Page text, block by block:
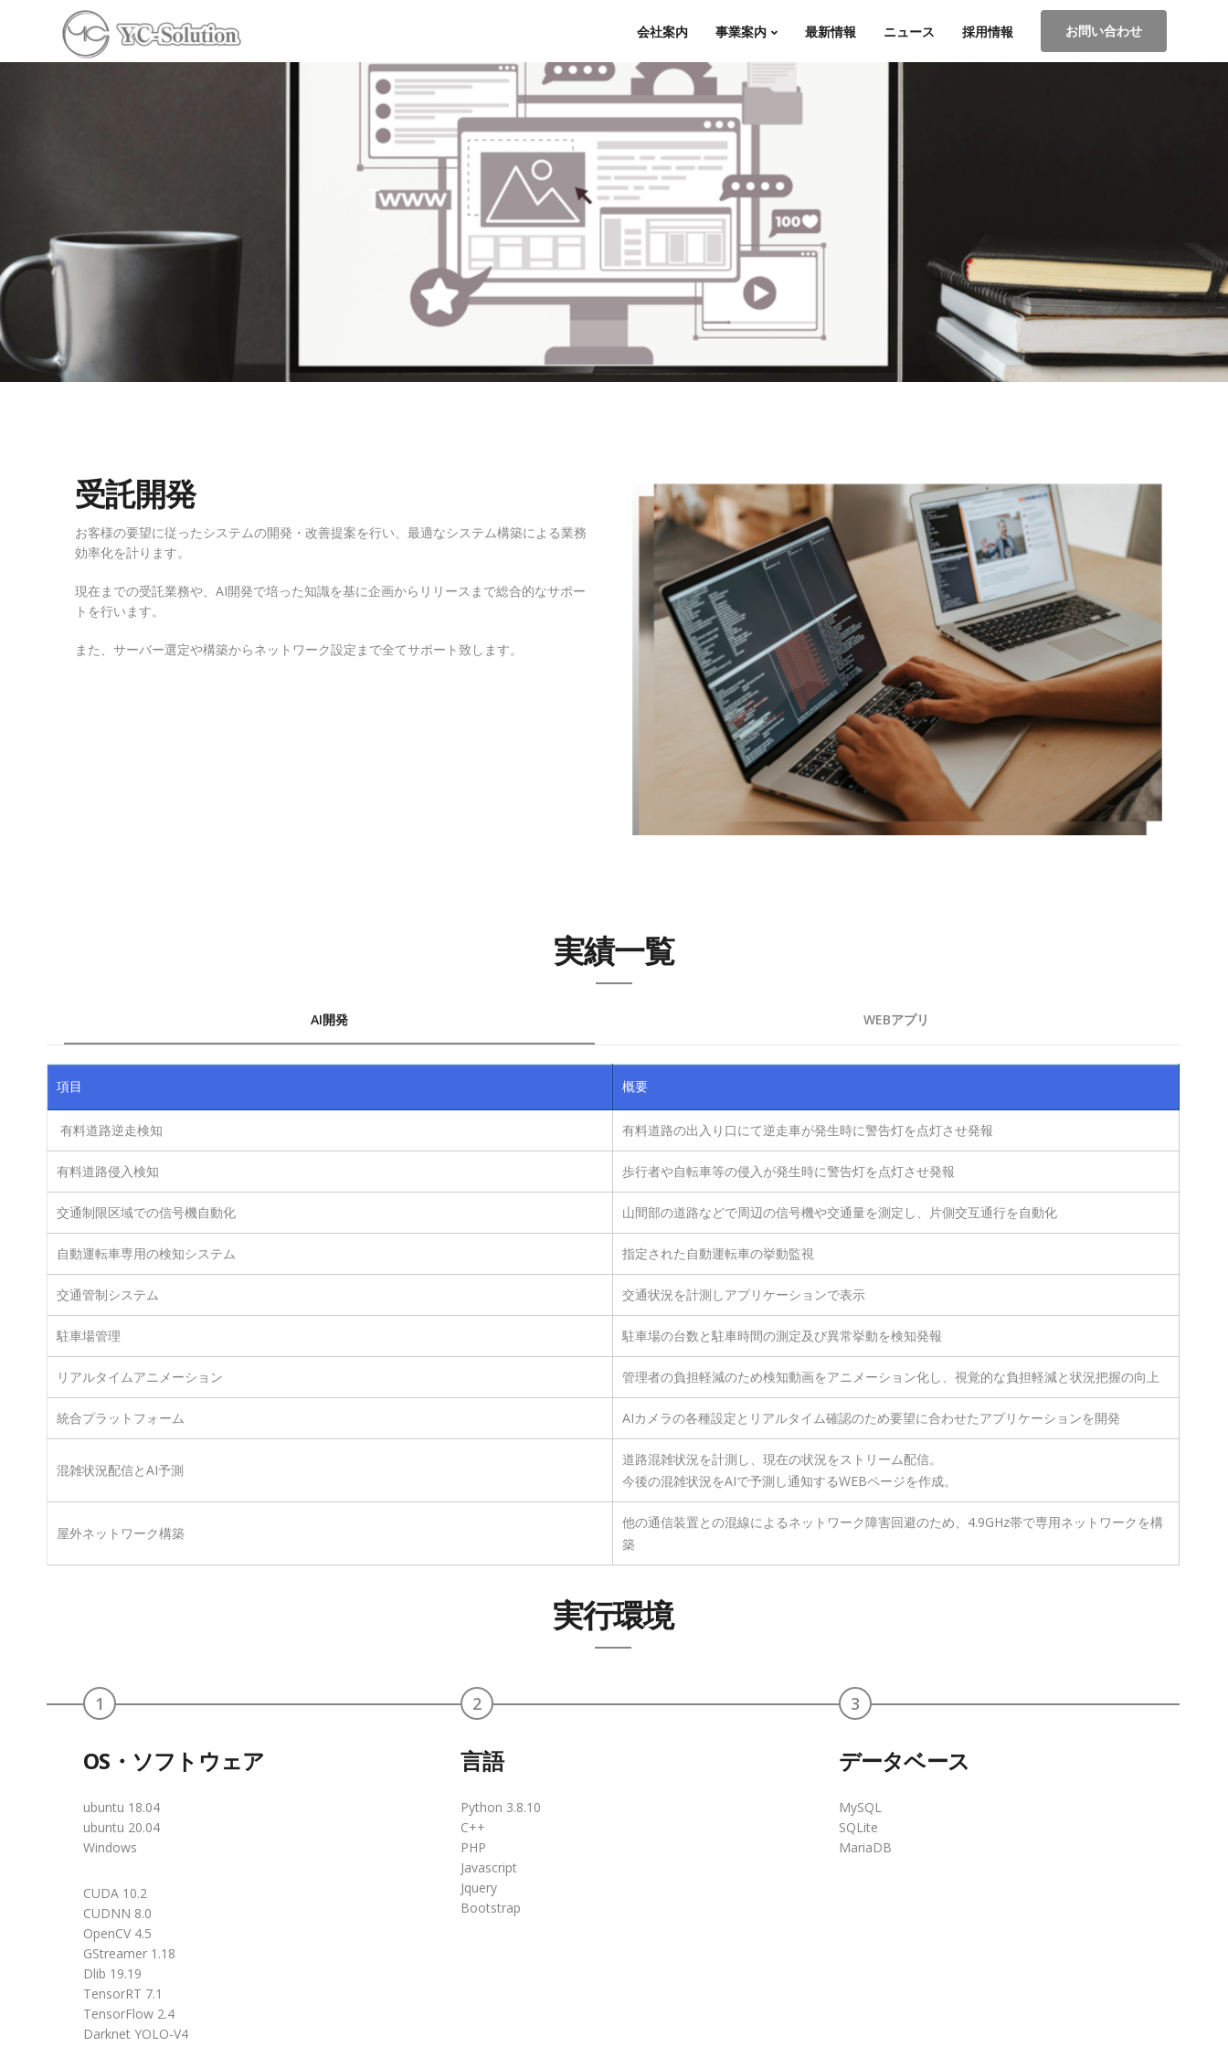
会社案内 事業案内 最新情報 ニュース 採用情報 お問い合わせ
受託開発
お客様の要望に従ったシステムの開発・改善提案を行い、最適なシステム構築による業務
効率化を計ります。
現在までの受託業務や、AI開発で培った知識を基に企画からリリースまで総合的なサポー
トを行います。
また、サーバー選定や構築からネットワーク設定まで全てサポート致します。
実績一覧
AI開発 WEBアプリ
項目 概要
有料道路逆走検知 有料道路の出入り口にて逆走車が発生時に警告灯を点灯させ発報
有料道路侵入検知 歩行者や自転車等の侵入が発生時に警告灯を点灯させ発報
交通制限区域での信号機自動化 山間部の道路などで周辺の信号機や交通量を測定し、片側交互通行を自動化
自動運転車専用の検知システム 指定された自動運転車の挙動監視
交通管制システム 交通状況を計測しアプリケーションで表示
駐車場管理 駐車場の台数と駐車時間の測定及び異常挙動を検知発報
リアルタイムアニメーション 管理者の負担軽減のため検知動画をアニメーション化し、視覚的な負担軽減と状況把握の向上
統合プラットフォーム AIカメラの各種設定とリアルタイム確認のため要望に合わせたアプリケーションを開発
混雑状況配信とAI予測
道路混雑状況を計測し、現在の状況をストリーム配信。
今後の混雑状況をAIで予測し通知するWEBページを作成。
屋外ネットワーク構築
他の通信装置との混線によるネットワーク障害回避のため、4.9GHz帯で専用ネットワークを構
築
実行環境
1
OS・ソフトウェア
ubuntu 18.04
ubuntu 20.04
Windows
CUDA 10.2
CUDNN 8.0
OpenCV 4.5
GStreamer 1.18
Dlib 19.19
TensorRT 7.1
TensorFlow 2.4
Darknet YOLO-V4
2
言語
Python 3.8.10
C++
PHP
Javascript
Jquery
Bootstrap
3
データベース
MySQL
SQLite
MariaDB